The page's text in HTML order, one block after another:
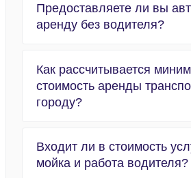
Предоставляете ли вы
аренду без водителя?
организованных
абсолютно весь
предоставляется с
водителя.
Как рассчитывается
стоимость аренды
городу?
стандартизированной
1 час подачи». Минимальный
Входит ли в стоимость
мойка и работа водителя?